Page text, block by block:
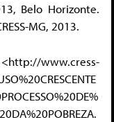
Belo Horizonte.
MG, 2013.